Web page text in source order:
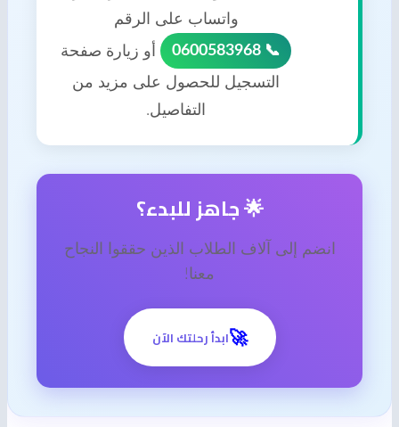
واتساب على الرقم
📞 0600583968 أو زيارة صفحة
التسجيل للحصول على مزيد من
التفاصيل.
🌟 جاهز للبدء؟
انضم إلى آلاف الطلاب الذين حققوا النجاح
معنا!
🚀ابدأ رحلتك الآن